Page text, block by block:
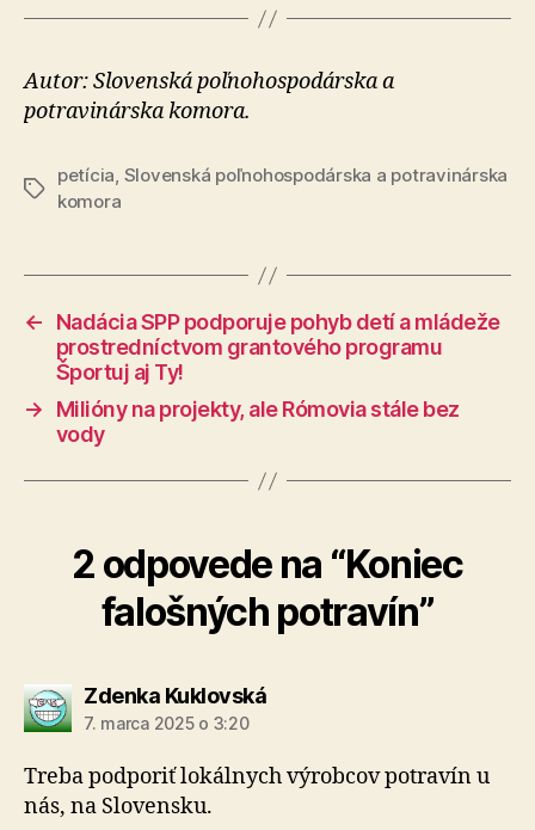
Autor: Slovenská poľnohospodárska a
potravinárska komora.
Značky
petícia, Slovenská poľnohospodárska a potravinárska
komora
←
Nadácia SPP podporuje pohyb detí a mládeže
prostredníctvom grantového programu
Športuj aj Ty!
→
Milióny na projekty, ale Rómovia stále bez
vody
2 odpovede na “Koniec
falošných potravín”
Zdenka Kuklovskáhovorí:
7. marca 2025 o 3:20
Treba podporiť lokálnych výrobcov potravín u
nás, na Slovensku.